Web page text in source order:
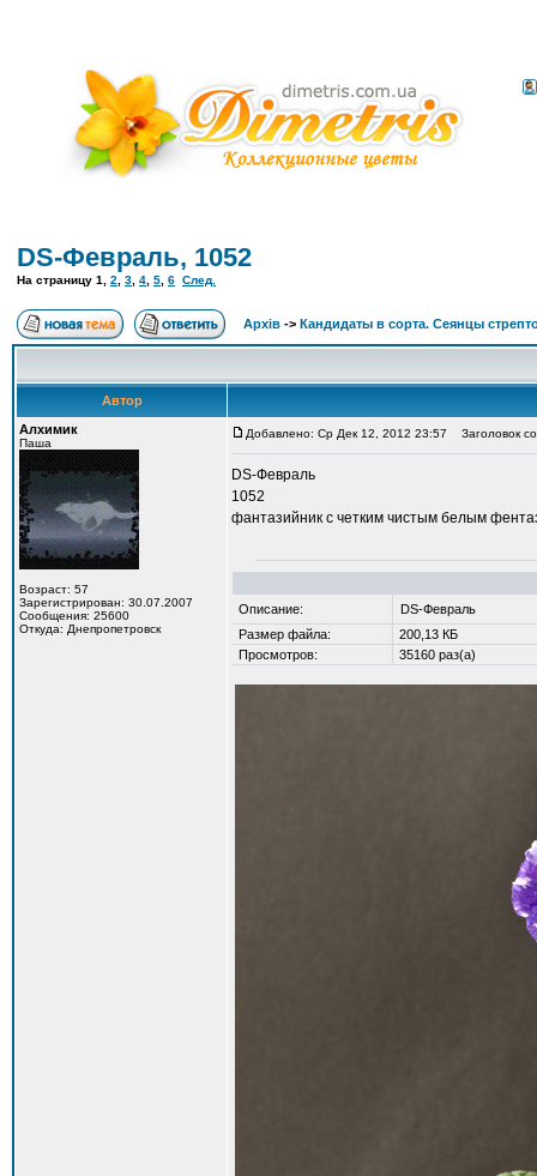
DS-Февраль, 1052
На страницу 1 2 3 4 5 6 След.
Архів -> Кандидаты в сорта. Сеянцы
Автор
Алхимик
Паша
Возраст: 57
Зарегистрирован: 30.07.2007
Сообщения: 25600
Откуда: Днепропетровск
Добавлено: Ср Дек 12, 2012 23:57 Заголовок
DS-Февраль
1052
фантазийник с четким чистым белым
Описание:
DS-Февраль
Размер файла:
200,13 КБ
Просмотров:
35160 раз(а)